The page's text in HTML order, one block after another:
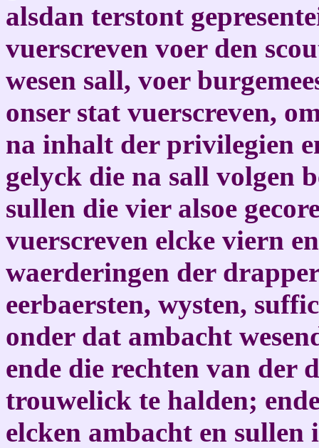
alsdan terstont
vuerscreven voer den
wesen sall, voer
onser stat vuerscreven,
na inhalt der privilegien
gelyck die na sall volgen
sullen die vier alsoe
vuerscreven elcke viern
waerderingen der
eerbaersten, wysten,
onder dat ambacht
ende die rechten van der
trouwelick te halden;
elcken ambacht en sullen